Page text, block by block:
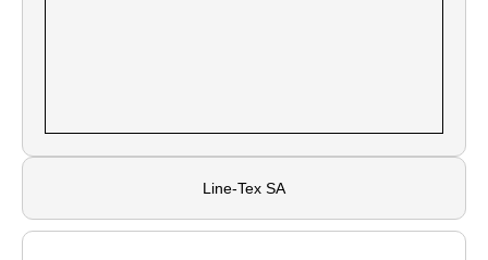
Line-Tex SA